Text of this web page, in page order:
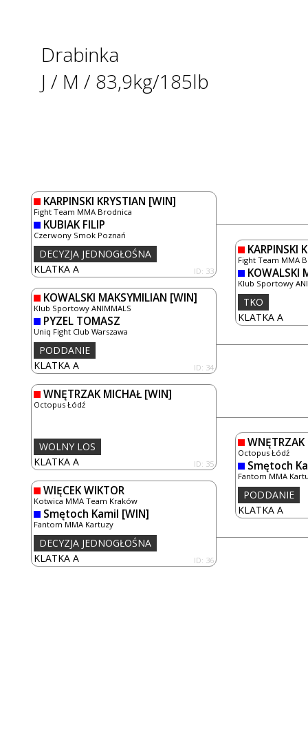
Drabinka
J / M / 83,9kg/185lb
KARPINSKI KRYSTIAN [WIN]
Fight Team MMA Brodnica
KUBIAK FILIP
Czerwony Smok Poznań
KLATKA A ID: 33
DECYZJA JEDNOGŁOŚNA
KOWALSKI MAKSYMILIAN [WIN]
Klub Sportowy ANIMMALS
PYZEL TOMASZ
Uniq Fight Club Warszawa
KLATKA A ID: 34
PODDANIE
WNĘTRZAK MICHAŁ [WIN]
Octopus Łódź
KLATKA A ID: 35
WOLNY LOS
WIĘCEK WIKTOR
Kotwica MMA Team Kraków
Smętoch Kamil [WIN]
Fantom MMA Kartuzy
KLATKA A ID: 36
DECYZJA JEDNOGŁOŚNA
KARPINSKI
Fight Team MMA
KOWALSKI
Klub Sportowy
KLATKA A
TKO
WNĘTRZAK
Octopus Łódź
Smętoch
Fantom MMA
KLATKA A
PODDANIE